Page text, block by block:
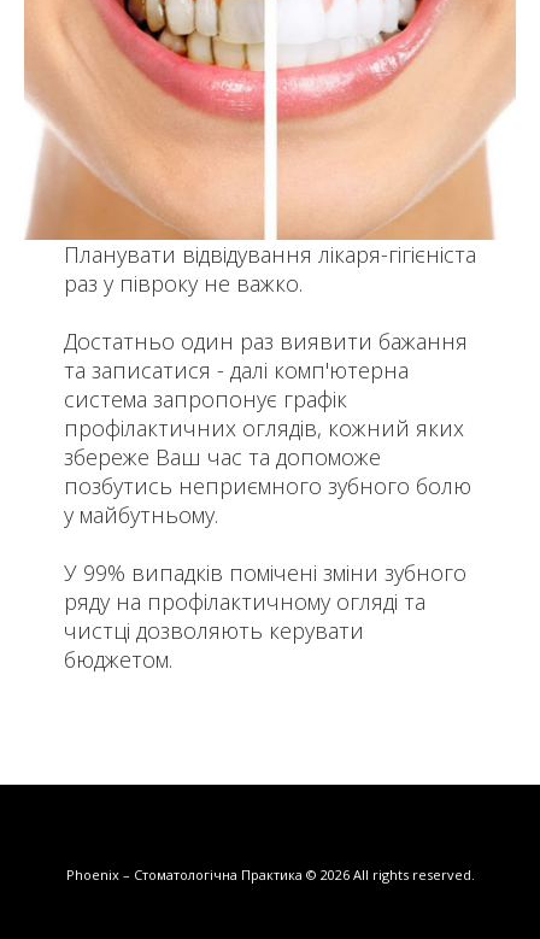
Планувати відвідування лікаря-гігієніста
раз у півроку не важко.
Достатньо один раз виявити бажання
та записатися - далі комп'ютерна
система запропонує графік
профілактичних оглядів, кожний яких
збереже Ваш час та допоможе
позбутись неприємного зубного болю
у майбутньому.
У 99% випадків помічені зміни зубного
ряду на профілактичному огляді та
чистці дозволяють керувати
бюджетом.
Phoenix – Стоматологічна Практика © 2026 All rights reserved.